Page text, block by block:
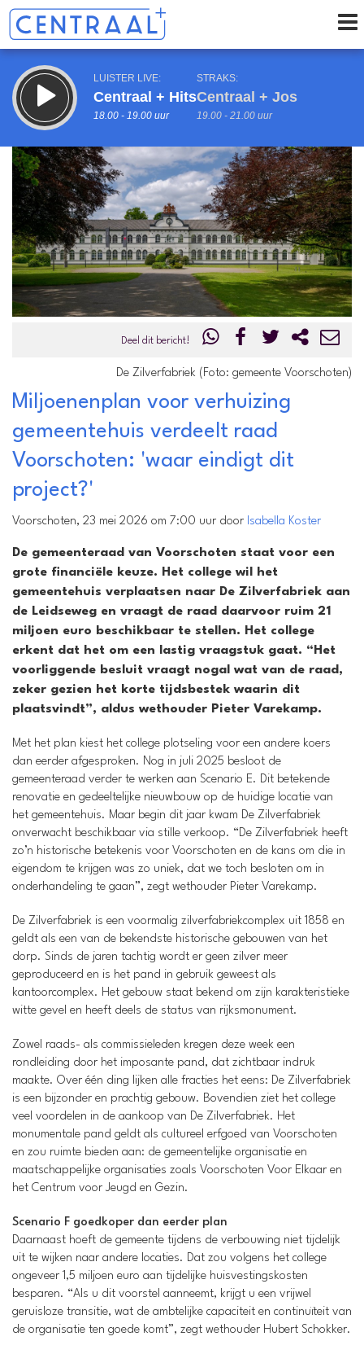
LUISTER LIVE:
Centraal + Hits
18.00 - 19.00 uur
STRAKS:
Centraal + Jos
19.00 - 21.00 uur
Vorig uur uur 1 van 0 Volgend uur
Inklappen
Deel dit bericht!
De Zilverfabriek (Foto: gemeente Voorschoten)
Miljoenenplan voor verhuizing
gemeentehuis verdeelt raad
Voorschoten: 'waar eindigt dit
project?'
Voorschoten, 23 mei 2026 om 7:00 uur door Isabella Koster
De gemeenteraad van Voorschoten staat voor een
grote financiële keuze. Het college wil het
gemeentehuis verplaatsen naar De Zilverfabriek aan
de Leidseweg en vraagt de raad daarvoor ruim 21
miljoen euro beschikbaar te stellen. Het college
erkent dat het om een lastig vraagstuk gaat. “Het
voorliggende besluit vraagt nogal wat van de raad,
zeker gezien het korte tijdsbestek waarin dit
plaatsvindt”, aldus wethouder Pieter Varekamp.
Met het plan kiest het college plotseling voor een andere koers
dan eerder afgesproken. Nog in juli 2025 besloot de
gemeenteraad verder te werken aan Scenario E. Dit betekende
renovatie en gedeeltelijke nieuwbouw op de huidige locatie van
het gemeentehuis. Maar begin dit jaar kwam De Zilverfabriek
onverwacht beschikbaar via stille verkoop. “De Zilverfabriek heeft
zo’n historische betekenis voor Voorschoten en de kans om die in
eigendom te krijgen was zo uniek, dat we toch besloten om in
onderhandeling te gaan”, zegt wethouder Pieter Varekamp.
De Zilverfabriek is een voormalig zilverfabriekcomplex uit 1858 en
geldt als een van de bekendste historische gebouwen van het
dorp. Sinds de jaren tachtig wordt er geen zilver meer
geproduceerd en is het pand in gebruik geweest als
kantoorcomplex. Het gebouw staat bekend om zijn karakteristieke
witte gevel en heeft deels de status van rijksmonument.
Zowel raads- als commissieleden kregen deze week een
rondleiding door het imposante pand, dat zichtbaar indruk
maakte. Over één ding lijken alle fracties het eens: De Zilverfabriek
is een bijzonder en prachtig gebouw. Bovendien ziet het college
veel voordelen in de aankoop van De Zilverfabriek. Het
monumentale pand geldt als cultureel erfgoed van Voorschoten
en zou ruimte bieden aan: de gemeentelijke organisatie en
maatschappelijke organisaties zoals Voorschoten Voor Elkaar en
het Centrum voor Jeugd en Gezin.
Scenario F goedkoper dan eerder plan
Daarnaast hoeft de gemeente tijdens de verbouwing niet tijdelijk
uit te wijken naar andere locaties. Dat zou volgens het college
ongeveer 1,5 miljoen euro aan tijdelijke huisvestingskosten
besparen. “Als u dit voorstel aanneemt, krijgt u een vrijwel
geruisloze transitie, wat de ambtelijke capaciteit en continuïteit van
de organisatie ten goede komt”, zegt wethouder Hubert Schokker.